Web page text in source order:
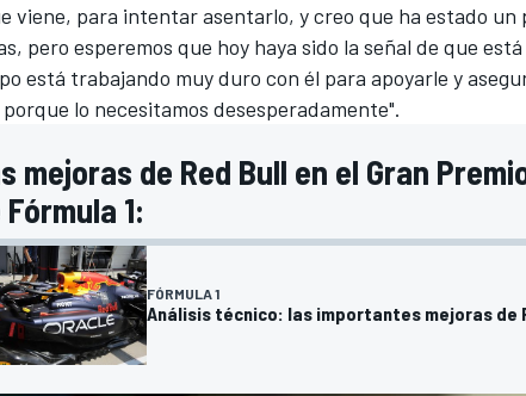
viene, para intentar asentarlo, y creo que ha estado
pero esperemos que hoy haya sido la señal de que
está trabajando muy duro con él para apoyarle y
lo necesitamos desesperadamente".
mejoras de Red Bull en el Gran
Fórmula 1:
FÓRMULA 1
Análisis técnico: las importantes mejoras de